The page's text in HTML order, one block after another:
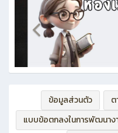
ข้อมูลส่วนตัว
แบบข้อตกลงในการพัฒนาง